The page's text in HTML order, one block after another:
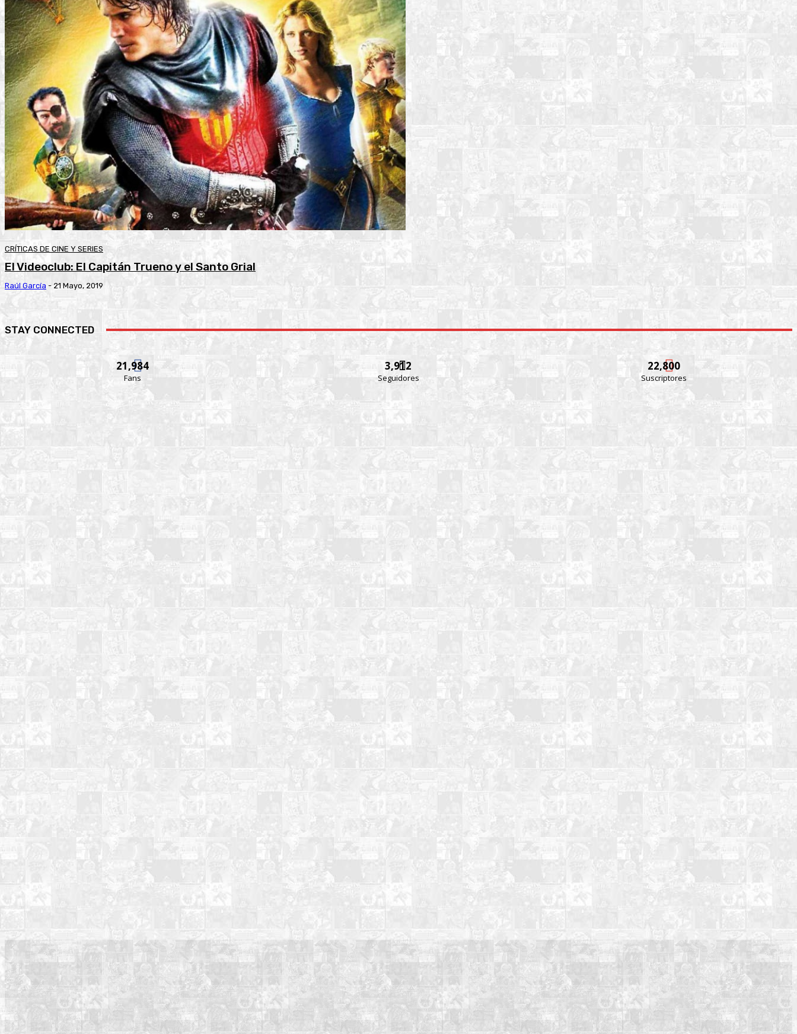
CRÍTICAS DE CINE Y SERIES
El Videoclub: El Capitán Trueno y el Santo Grial
Raúl García - 21 Mayo, 2019
STAY CONNECTED
21,984
Fans
3,912
Seguidores
22,800
Suscriptores